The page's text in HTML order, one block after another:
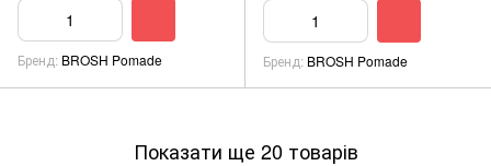
Бренд BROSH Pomade Бренд BROSH Pomade
Показати ще 20 товарів